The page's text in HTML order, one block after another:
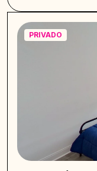
PRIVADO